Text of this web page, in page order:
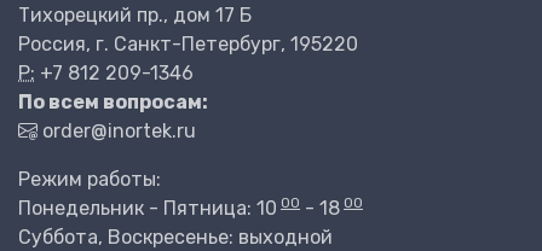
Тихорецкий пр., дом 17 Б
Россия, г. Санкт-Петербург, 195220
P: +7 812 209-1346
По всем вопросам:
order@inortek.ru
Режим работы:
Понедельник - Пятница: 10 00 - 18 00
Суббота, Воскресенье: выходной